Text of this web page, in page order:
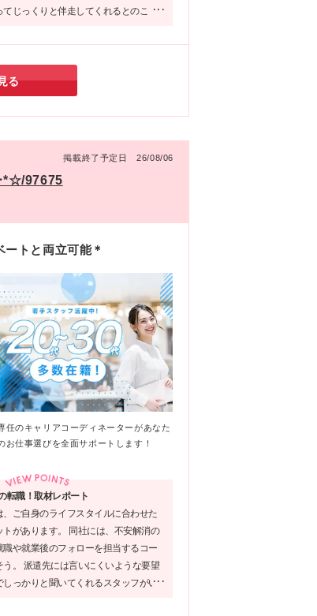
じっくりと伴走してくれるとのこ
うか♪
る
掲載終了予定日 26/08/06
*☆/97675
トと両立可能＊
任のキャリアコーディネーターがあなた
お仕事選びを全面サポートします！
転職！取材レポート
ご自身のライフスタイルに合わせた
があります。 同社には、不安解消の
や就業後のフォローを担当するコー
。 派遣先には言いにくいような要望
っかりと聞いてくれるスタッフがい